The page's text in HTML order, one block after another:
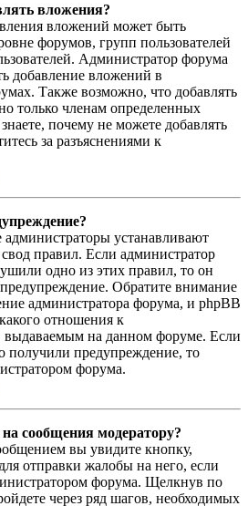
вложения?
вложений может быть
форумов, групп пользователей
Администратор форума
добавление вложений в
Также возможно, что добавлять
только членам определенных
почему не можете добавлять
за разъяснениями к
устанавливают
правил. Если администратор
одно из этих правил, то он
Обратите внимание
администратора форума, и phpBB
отношения к
выдаваемым на данном форуме. Если
получили предупреждение, то
форума.
сообщения модератору?
вы увидите кнопку,
отправки жалобы на него, если
форума. Щелкнув по
через ряд шагов, необходимых